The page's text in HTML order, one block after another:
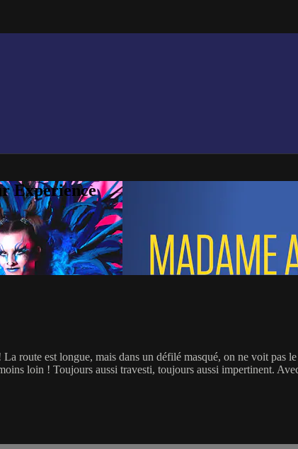
Experience
route est longue, mais dans un défilé masqué, on ne voit pas
loin ! Toujours aussi travesti, toujours aussi impertinent.